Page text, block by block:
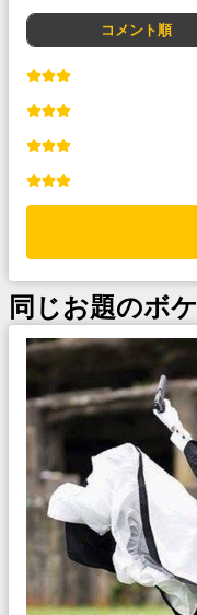
コメント順
同じお題のボケ